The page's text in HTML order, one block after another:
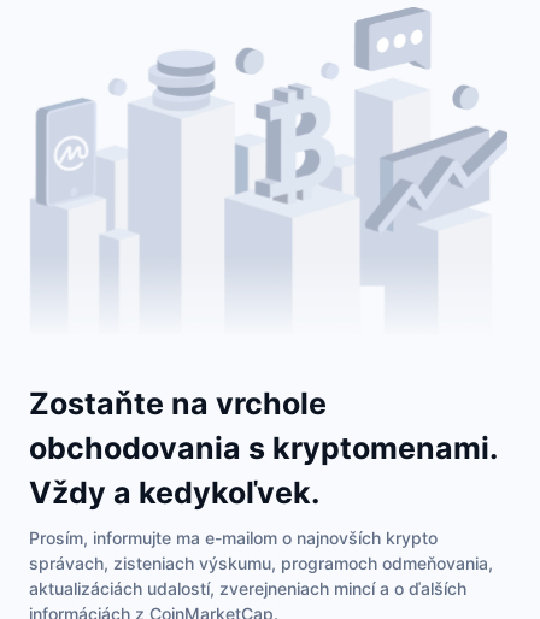
Zostaňte na vrchole
obchodovania s kryptomenami.
Vždy a kedykoľvek.
Prosím, informujte ma e-mailom o najnovších krypto
správach, zisteniach výskumu, programoch odmeňovania,
aktualizáciách udalostí, zverejneniach mincí a o ďalších
informáciách z CoinMarketCap.